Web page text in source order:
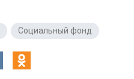
Социальный фонд